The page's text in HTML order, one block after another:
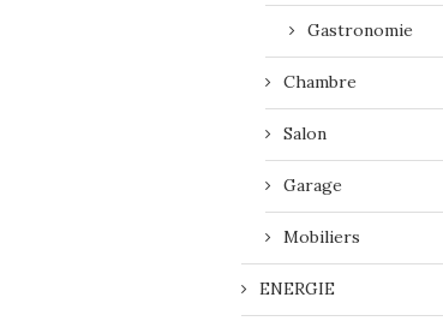
Gastronomie
Chambre
Salon
Garage
Mobiliers
ENERGIE